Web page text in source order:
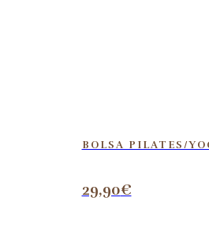
BOLSA PILATES/
29,90€